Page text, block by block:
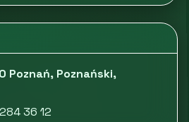
Poznań, Poznański,
36 12